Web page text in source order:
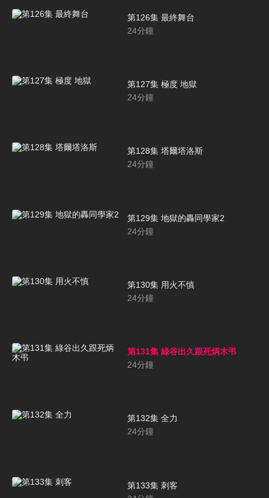
第126集 最終舞台
24分鐘
第127集 極度 地獄
24分鐘
第128集 塔爾塔洛斯
24分鐘
第129集 地獄的轟同學家2
24分鐘
第130集 用火不慎
24分鐘
第131集 綠谷出久跟死炳木弔
24分鐘
第132集 全力
24分鐘
第133集 刺客